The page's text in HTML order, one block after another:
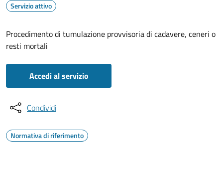
Servizio attivo
Procedimento di tumulazione provvisoria di cadavere, ceneri o
resti mortali
Accedi al servizio
Condividi
Normativa di riferimento